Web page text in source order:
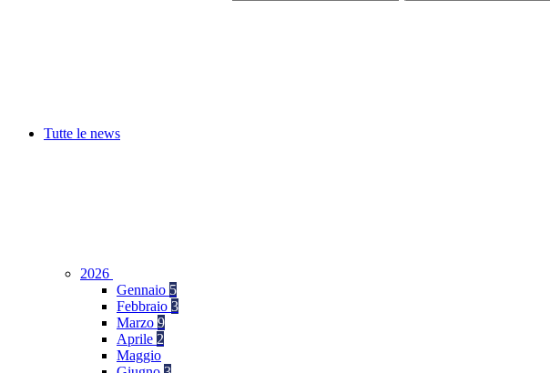
Tutte le news
2026
Gennaio 5
Febbraio 3
Marzo 9
Aprile 2
Maggio